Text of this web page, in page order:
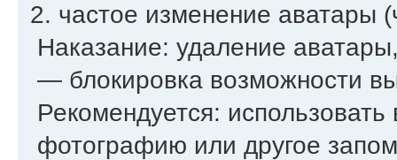
частое изменение аватары
Наказание: удаление
— блокировка возможности
Рекомендуется:
фотографию или другое